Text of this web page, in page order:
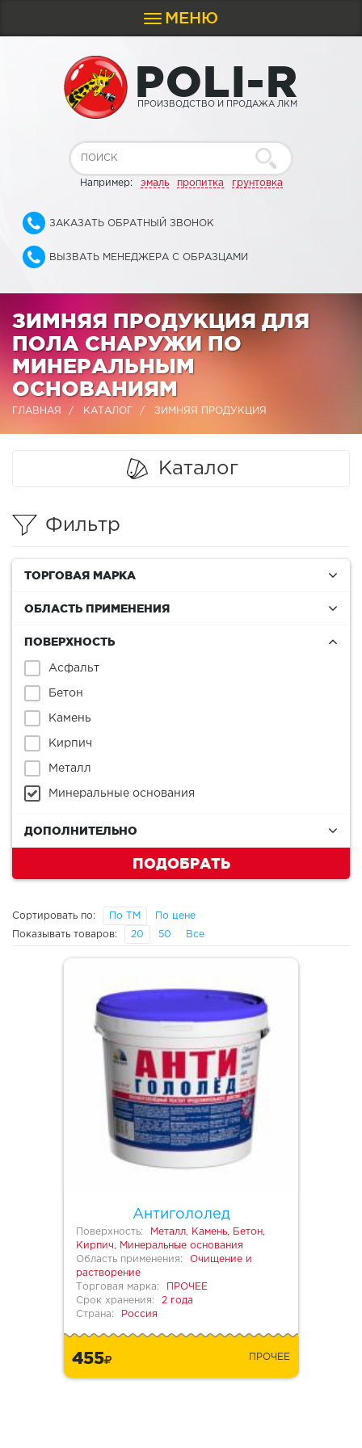
Toggle
navigation
МЕНЮ
POLI-R
ПРОИЗВОДСТВО И ПРОДАЖА ЛКМ
Например: эмаль пропитка грунтовка
ЗАКАЗАТЬ ОБРАТНЫЙ ЗВОНОК
ВЫЗВАТЬ МЕНЕДЖЕРА С ОБРАЗЦАМИ
ЗИМНЯЯ ПРОДУКЦИЯ ДЛЯ
ПОЛА СНАРУЖИ ПО
МИНЕРАЛЬНЫМ
ОСНОВАНИЯМ
ГЛАВНАЯ КАТАЛОГ ЗИМНЯЯ ПРОДУКЦИЯ
Каталог
Фильтр
ТОРГОВАЯ МАРКА
ОБЛАСТЬ ПРИМЕНЕНИЯ
ПОВЕРХНОСТЬ
Асфальт
Бетон
Камень
Кирпич
Металл
Минеральные основания
ДОПОЛНИТЕЛЬНО
ПОДОБРАТЬ
Сортировать по: По ТМ По цене
Показывать товаров: 20 50 Все
Антигололед
Поверхность:
Металл, Камень, Бетон,
Кирпич, Минеральные основания
Область применения:
Очищение и
растворение
Торговая марка:
ПРОЧЕЕ
Срок хранения:
2 года
Страна:
Россия
455 ПРОЧЕЕ